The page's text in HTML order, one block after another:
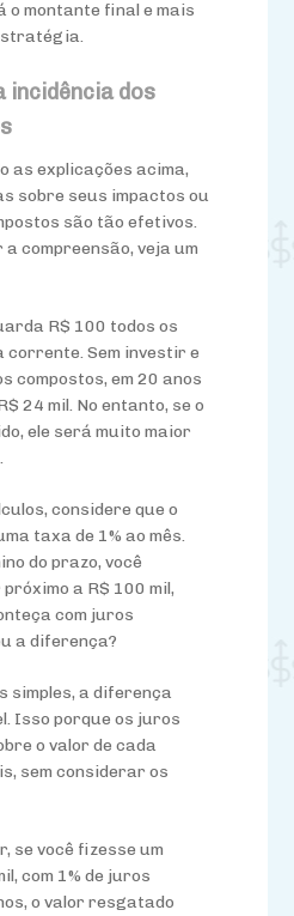
o montante final e mais
incidência dos
as explicações acima,
sobre seus impactos ou
são tão efetivos.
compreensão, veja um
R$ 100 todos os
corrente. Sem investir e
compostos, em 20 anos
24 mil. No entanto, se o
ele será muito maior
considere que o
taxa de 1% ao mês.
do prazo, você
a R$ 100 mil,
com juros
a diferença?
simples, a diferença
Isso porque os juros
o valor de cada
sem considerar os
se você fizesse um
com 1% de juros
o valor resgatado